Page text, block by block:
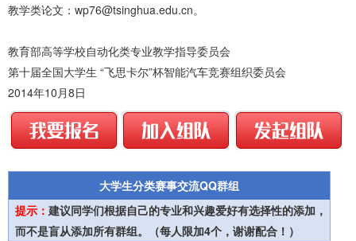
教学类论文：wp76@tsinghua.edu.cn。
教育部高等学校自动化类专业教学指导委员会
第十届全国大学生 “飞思卡尔”杯智能汽车竞赛组织委员会
2014年10月8日
大学生分类赛事交流QQ群组
提示： 建议同学们根据自己的专业和兴趣爱好有选择性的添加，
而不是盲从添加所有群组。（每人限加4个，谢谢配合！）